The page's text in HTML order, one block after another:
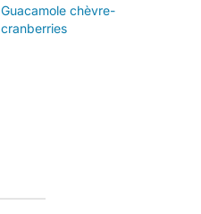
Guacamole chèvre-
cranberries